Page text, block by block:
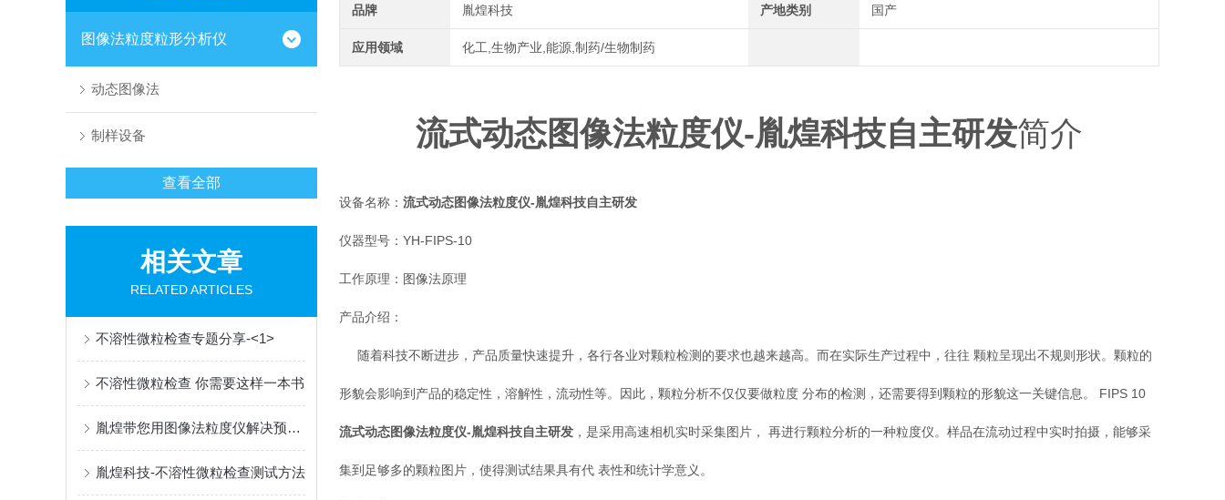
图像法粒度粒形分析仪
动态图像法
制样设备
查看全部
相关文章
RELATED ARTICLES
不溶性微粒检查专题分享-<1>
不溶性微粒检查 你需要这样一本书
胤煌带您用图像法粒度仪解决预灌封注射器中不溶性微粒检测难题
胤煌科技-不溶性微粒检查测试方法
品牌 胤煌科技 产地类别 国产
应用领域 化工,生物产业,能源,制药/生物制药
流式动态图像法粒度仪-胤煌科技自主研发简介
设备名称： 流式动态图像法粒度仪-胤煌科技自主研发
仪器型号：YH-FIPS-10
工作原理：图像法原理
产品介绍：
随着科技不断进步，产品质量快速提升，各行各业对颗粒检测的要求也越来越高。而在实际生产过程中，往往 颗粒呈现出不规则形状。颗粒的
形貌会影响到产品的稳定性，溶解性，流动性等。因此，颗粒分析不仅仅要做粒度 分布的检测，还需要得到颗粒的形貌这一关键信息。 FIPS 10
流式动态图像法粒度仪-胤煌科技自主研发 ，是采用高速相机实时采集图片， 再进行颗粒分析的一种粒度仪。样品在流动过程中实时拍摄，能够采
集到足够多的颗粒图片，使得测试结果具有代 表性和统计学意义。